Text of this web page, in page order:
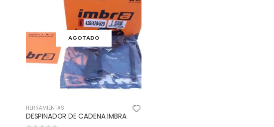
AGOTADO
HERRAMIENTAS
DESPINADOR DE CADENA IMBRA